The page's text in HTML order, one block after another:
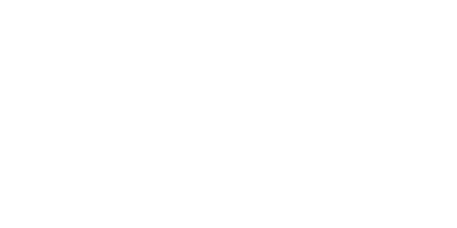
de Juanlu
del Granada CF
el ataque nervionense
antes del cierre
con el Genoa
campo sevillista
Salónica
nuevo portero y el Getafe mueve ficha... Las últimas novedades del mercado de La Liga
martes
pasada”